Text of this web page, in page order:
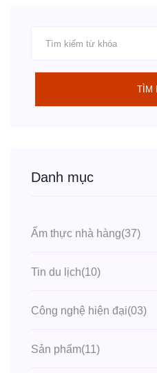
TÌM
Danh mục
Ẩm thực nhà hàng(37)
Tin du lịch(10)
Công nghệ hiện đại(03)
Sản phẩm(11)